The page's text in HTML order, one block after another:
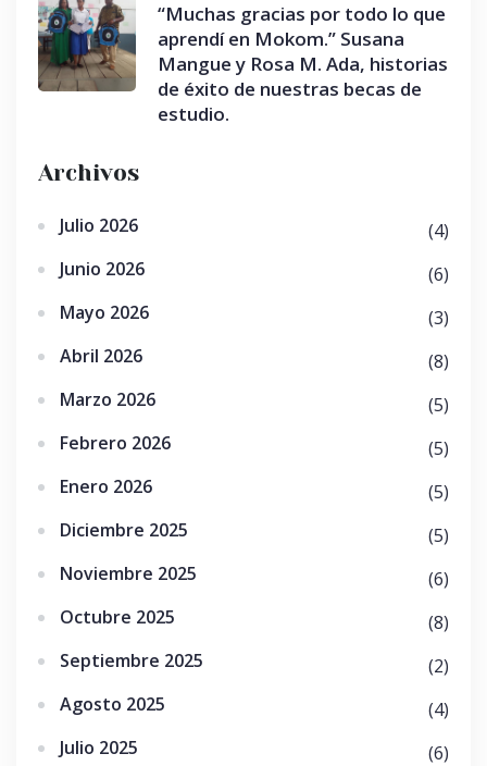
“Muchas gracias por todo lo que
aprendí en Mokom.” Susana
Mangue y Rosa M. Ada, historias
de éxito de nuestras becas de
estudio.
Archivos
Julio 2026
(4)
Junio 2026
(6)
Mayo 2026
(3)
Abril 2026
(8)
Marzo 2026
(5)
Febrero 2026
(5)
Enero 2026
(5)
Diciembre 2025
(5)
Noviembre 2025
(6)
Octubre 2025
(8)
Septiembre 2025
(2)
Agosto 2025
(4)
Julio 2025
(6)